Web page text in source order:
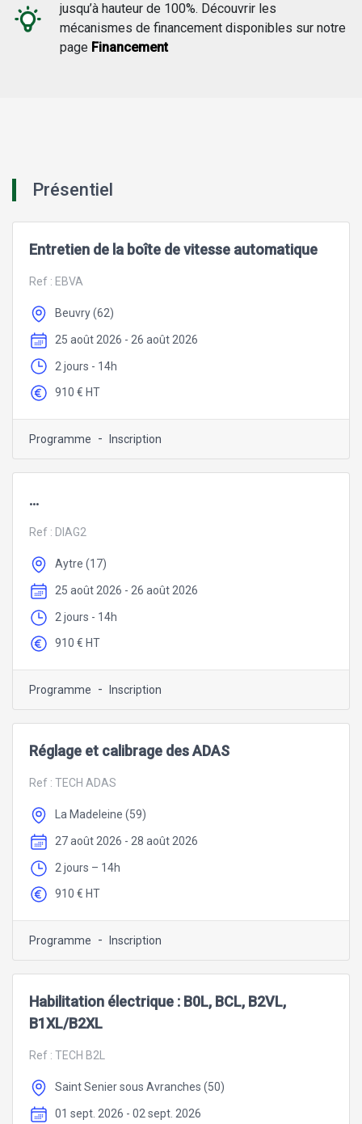
jusqu’à hauteur de 100%. Découvrir les
mécanismes de financement disponibles sur notre
page Financement
Présentiel
Entretien de la boîte de vitesse automatique
Ref : EBVA
Beuvry (62)
25 août 2026 - 26 août 2026
2 jours - 14h
910 € HT
Programme - Inscription
...
Ref : DIAG2
Aytre (17)
25 août 2026 - 26 août 2026
2 jours - 14h
910 € HT
Programme - Inscription
Réglage et calibrage des ADAS
Ref : TECH ADAS
La Madeleine (59)
27 août 2026 - 28 août 2026
2 jours – 14h
910 € HT
Programme - Inscription
Habilitation électrique : B0L, BCL, B2VL,
B1XL/B2XL
Ref : TECH B2L
Saint Senier sous Avranches (50)
01 sept. 2026 - 02 sept. 2026